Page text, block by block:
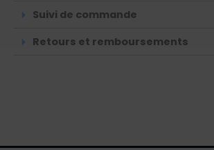
Suivi de commande
Retours et remboursements